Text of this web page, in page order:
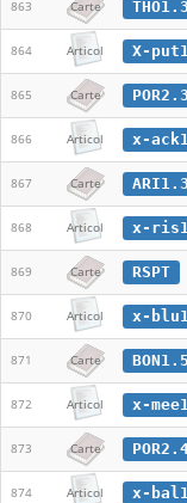
863 Carte
864 Articol X-
865 Carte POR2.3
866 Articol x-
867 Carte
868 Articol x-
869 Carte RSPT
870 Articol x-
871 Carte BON1.5
872 Articol x-
873 Carte
874 Articol x-